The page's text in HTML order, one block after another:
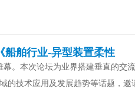
舶行业-异型装置柔性
。本次论坛为业界搭建垂直的交
的技术应用及发展趋势等话题，邀